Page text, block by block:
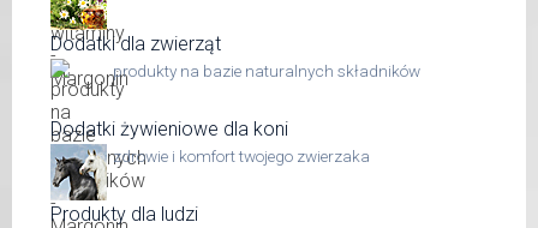
Dodatki dla zwierząt
produkty na bazie naturalnych składników
Dodatki żywieniowe dla koni
zdrowie i komfort twojego zwierzaka
Produkty dla ludzi